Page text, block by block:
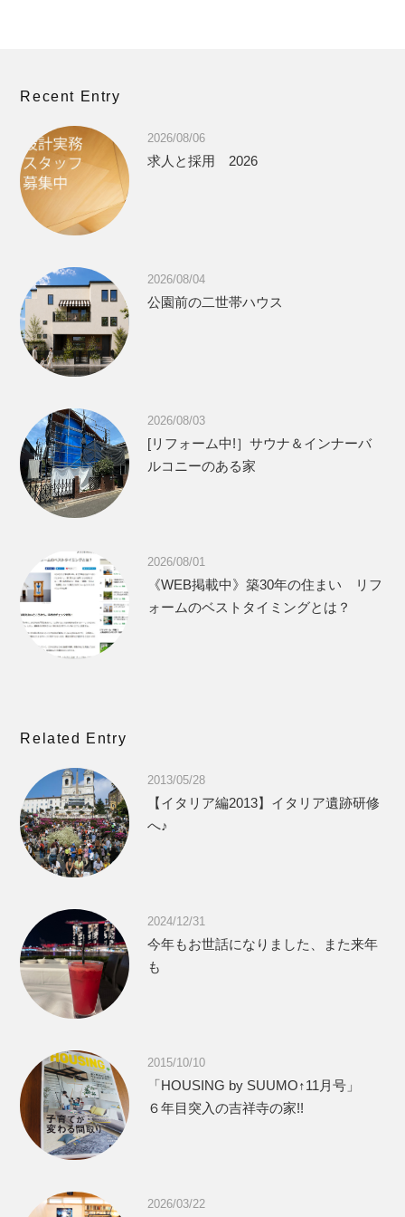
Recent Entry
2026/08/06
求人と採用 2026
2026/08/04
公園前の二世帯ハウス
2026/08/03
[リフォーム中!］サウナ＆インナーバ
ルコニーのある家
2026/08/01
《WEB掲載中》築30年の住まい リフ
ォームのベストタイミングとは？
Related Entry
2013/05/28
【イタリア編2013】イタリア遺跡研修
へ♪
2024/12/31
今年もお世話になりました、また来年
も
2015/10/10
「HOUSING by SUUMO↑11月号」
６年目突入の吉祥寺の家!!
2026/03/22